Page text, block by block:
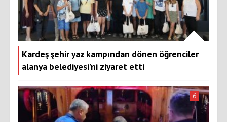
Kardeş şehir yaz kampından dönen öğrenciler
alanya belediyesi’ni ziyaret etti
6